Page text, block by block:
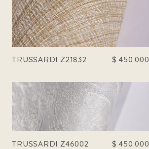
TRUSSARDI Z21832 $ 450.000
TRUSSARDI Z46002 $ 450.000